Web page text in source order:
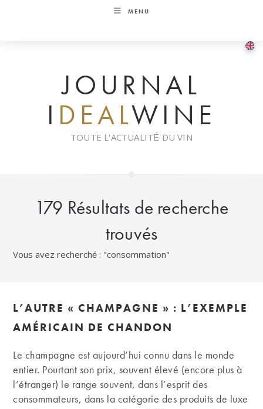
MENU
JOURNAL
I DEALWINE
TOUTE L'ACTUALITÉ DU VIN
179 Résultats de recherche
trouvés
Vous avez recherché : "consommation"
L’AUTRE « CHAMPAGNE » : L’EXEMPLE
AMÉRICAIN DE CHANDON
Le champagne est aujourd’hui connu dans le monde
entier. Pourtant son prix, souvent élevé (encore plus à
l’étranger) le range souvent, dans l’esprit des
consommateurs, dans la catégorie des produits de luxe